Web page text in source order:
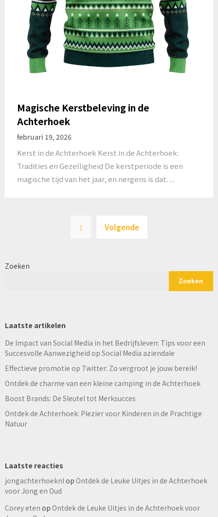
Magische Kerstbeleving in de
Achterhoek
februari 19, 2026
Kerst in de Achterhoek Kerst in de Achterhoek:
Tradities en Gezelligheid De kerstperiode is een
magische tijd van het jaar, en nergens is dat…
pagination
1 Volgende
Zoeken
Zoeken
Laatste artikelen
De Impact van Social Media in het Bedrijfsleven: Tips voor een
Succesvolle Aanwezigheid op Social Media aziendale
Effectieve promotie op Twitter: Zo vergroot je jouw bereik!
Ontdek de charme van een kleine camping in de Achterhoek
Boost Brands: De Sleutel tot Merksucces
Ontdek de Achterhoek: Plezier voor Kinderen in de Prachtige
Natuur
Laatste reacties
jongachterhoeknlop Ontdek de Leuke Uitjes in de Achterhoek
voor Jong en Oud
Corey eten op Ontdek de Leuke Uitjes in de Achterhoek voor